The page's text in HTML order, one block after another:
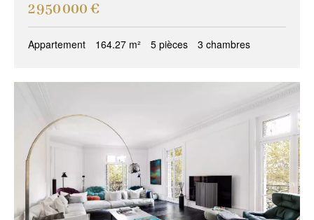
2 950 000 €
Appartement 164.27 m² 5 pièces 3 chambres